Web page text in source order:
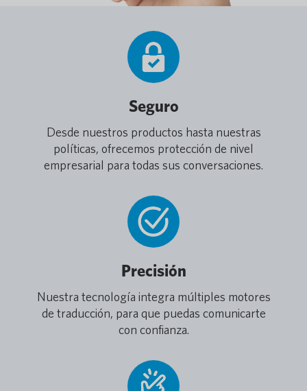
Seguro
Desde nuestros productos hasta nuestras
políticas, ofrecemos protección de nivel
empresarial para todas sus conversaciones.
Precisión
Nuestra tecnología integra múltiples motores
de traducción, para que puedas comunicarte
con confianza.